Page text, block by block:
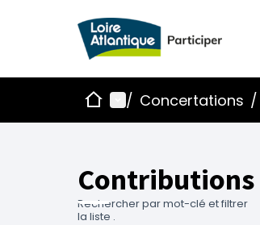
AccueilMenu principal
/ Concertations /
Contributions
Rechercher par mot-clé et filtrer
la liste .